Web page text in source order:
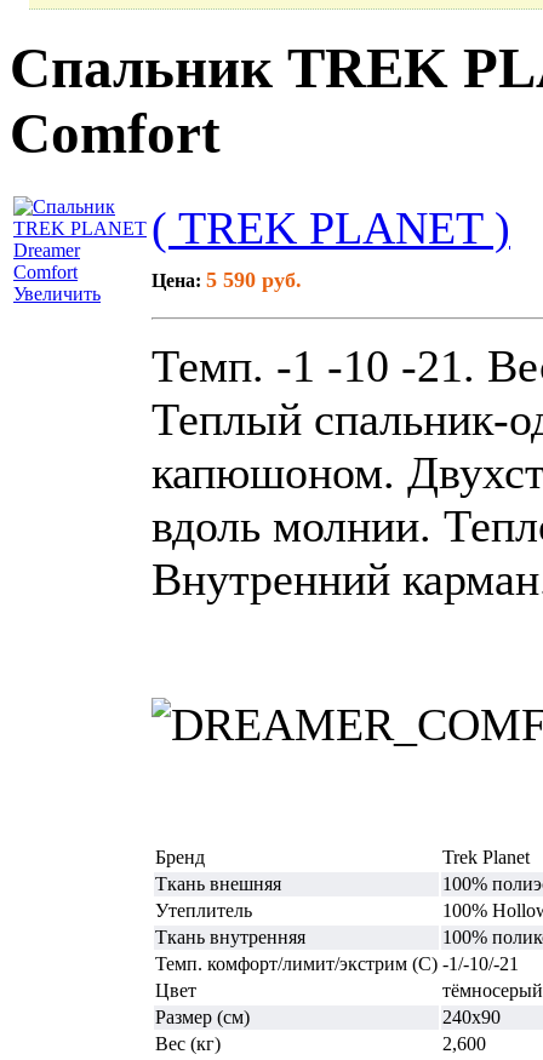
Спальник TREK
Comfort
Увеличить
( TREK PLANET )
Цена: 5 590 руб.
Темп. -1 -10 -21.
Теплый спальник-
капюшоном.
вдоль молнии.
Внутренний
Бренд
Trek Planet
Ткань внешняя
100%
Утеплитель
100%
Ткань внутренняя
100%
Темп. комфорт/лимит/экстрим (С) -1/-10/-21
Цвет
Размер (см)
240x90
Вес (кг)
2,600